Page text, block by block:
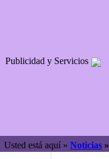
Publicidad y Servicios
Usted está aquí » Noticias »